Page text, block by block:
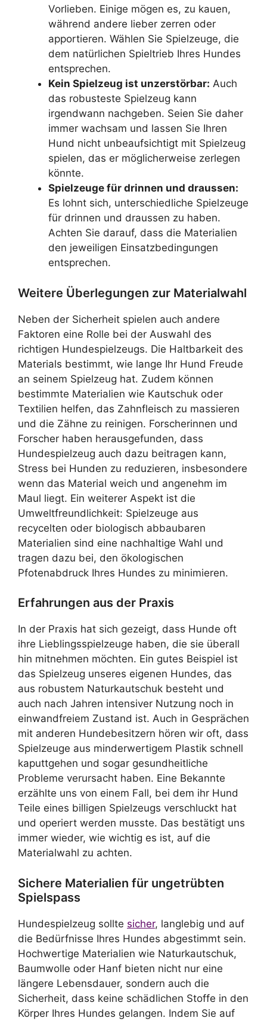
Vorlieben. Einige mögen es, zu kauen,
während andere lieber zerren oder
apportieren. Wählen Sie Spielzeuge, die
dem natürlichen Spieltrieb Ihres Hundes
entsprechen.
Kein Spielzeug ist unzerstörbar: Auch
das robusteste Spielzeug kann
irgendwann nachgeben. Seien Sie daher
immer wachsam und lassen Sie Ihren
Hund nicht unbeaufsichtigt mit Spielzeug
spielen, das er möglicherweise zerlegen
könnte.
Spielzeuge für drinnen und draussen:
Es lohnt sich, unterschiedliche Spielzeuge
für drinnen und draussen zu haben.
Achten Sie darauf, dass die Materialien
den jeweiligen Einsatzbedingungen
entsprechen.
Weitere Überlegungen zur Materialwahl
Neben der Sicherheit spielen auch andere
Faktoren eine Rolle bei der Auswahl des
richtigen Hundespielzeugs. Die Haltbarkeit des
Materials bestimmt, wie lange Ihr Hund Freude
an seinem Spielzeug hat. Zudem können
bestimmte Materialien wie Kautschuk oder
Textilien helfen, das Zahnfleisch zu massieren
und die Zähne zu reinigen. Forscherinnen und
Forscher haben herausgefunden, dass
Hundespielzeug auch dazu beitragen kann,
Stress bei Hunden zu reduzieren, insbesondere
wenn das Material weich und angenehm im
Maul liegt. Ein weiterer Aspekt ist die
Umweltfreundlichkeit: Spielzeuge aus
recycelten oder biologisch abbaubaren
Materialien sind eine nachhaltige Wahl und
tragen dazu bei, den ökologischen
Pfotenabdruck Ihres Hundes zu minimieren.
Erfahrungen aus der Praxis
In der Praxis hat sich gezeigt, dass Hunde oft
ihre Lieblingsspielzeuge haben, die sie überall
hin mitnehmen möchten. Ein gutes Beispiel ist
das Spielzeug unseres eigenen Hundes, das
aus robustem Naturkautschuk besteht und
auch nach Jahren intensiver Nutzung noch in
einwandfreiem Zustand ist. Auch in Gesprächen
mit anderen Hundebesitzern hören wir oft, dass
Spielzeuge aus minderwertigem Plastik schnell
kaputtgehen und sogar gesundheitliche
Probleme verursacht haben. Eine Bekannte
erzählte uns von einem Fall, bei dem ihr Hund
Teile eines billigen Spielzeugs verschluckt hat
und operiert werden musste. Das bestätigt uns
immer wieder, wie wichtig es ist, auf die
Materialwahl zu achten.
Sichere Materialien für ungetrübten
Spielspass
Hundespielzeug sollte sicher, langlebig und auf
die Bedürfnisse Ihres Hundes abgestimmt sein.
Hochwertige Materialien wie Naturkautschuk,
Baumwolle oder Hanf bieten nicht nur eine
längere Lebensdauer, sondern auch die
Sicherheit, dass keine schädlichen Stoffe in den
Körper Ihres Hundes gelangen. Indem Sie auf